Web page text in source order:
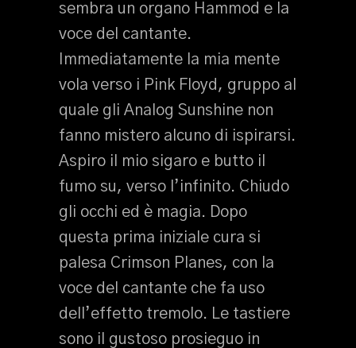
sembra un organo Hammod e la
voce del cantante.
Immediatamente la mia mente
vola verso i Pink Floyd, gruppo al
quale gli Analog Sunshine non
fanno mistero alcuno di ispirarsi.
Aspiro il mio sigaro e butto il
fumo su, verso l’infinito. Chiudo
gli occhi ed è magia. Dopo
questa prima iniziale cura si
palesa Crimson Planes, con la
voce del cantante che fa uso
dell’effetto tremolo. Le tastiere
sono il gustoso prosieguo in